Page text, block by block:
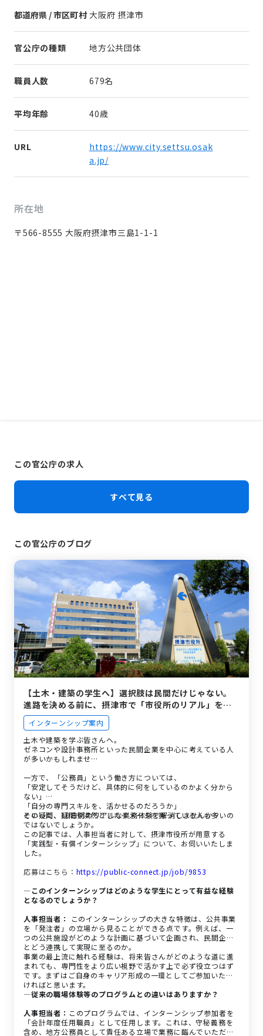
都道府県 / 市区町村 大阪府 摂津市
官公庁の種類 地方公共団体
職員人数 679名
平均年齢 40歳
URL
https://www.city.settsu.osak
a.jp/
所在地
〒566-8555 大阪府摂津市三島1-1-1
この官公庁の求人
すべて見る
この官公庁のブログ
【土木・建築の学生へ】選択肢は民間だけじゃない。
進路を決める前に、摂津市で「市役所のリアル」をの
ぞきませんか？
インターンシップ案内
土木や建築を学ぶ皆さんへ。
ゼネコンや設計事務所といった民間企業を中心に考えている人
が多いかもしれませ…
一方で、「公務員」という働き方については、
「安定してそうだけど、具体的に何をしているのかよく分から
ない」
「自分の専門スキルを、活かせるのだろうか」
といった、疑問や漠然としたイメージを持っている人も多いの
ではないでしょうか。
その疑問、10日間のリアルな業務体験で解消しませんか？
この記事では、人事担当者に対して、摂津市役所が用意する
「実践型・有償インターンシップ」について、お伺いいたしま
した。
応募はこちら： https://public-connect.jp/job/9853
―このインターンシップはどのような学生にとって有益な経験
となるのでしょうか？
人事担当者：
このインターンシップの大きな特徴は、公共事業
を「発注者」の立場から見ることができる点です。例えば、一
つの公共施設がどのような計画に基づいて企画され、民間企業
とどう連携して実現に至るのか。
事業の最上流に触れる経験は、将来皆さんがどのような道に進
まれても、専門性をより広い視野で活かす上で必ず役立つはず
です。まずはご自身のキャリア形成の一環としてご参加いただ
ければと思います。
―従来の職場体験等のプログラムとの違いはありますか？
人事担当者： このプログラムでは、インターンシップ参加者を
「会計年度任用職員」として任用します。これは、守秘義務を
含め、地方公務員として責任ある立場で業務に臨んでいただく